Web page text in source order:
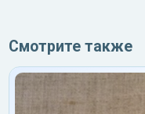
Смотрите также